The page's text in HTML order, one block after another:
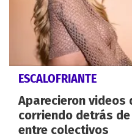
ESCALOFRIANTE
Aparecieron videos
corriendo detrás
entre colectivos